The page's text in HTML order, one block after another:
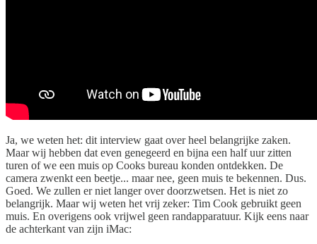
Ja, we weten het: dit interview gaat over heel belangrijke zaken.
Maar wij hebben dat even genegeerd en bijna een half uur zitten
turen of we een muis op Cooks bureau konden ontdekken. De
camera zwenkt een beetje... maar nee, geen muis te bekennen. Dus.
Goed. We zullen er niet langer over doorzwetsen. Het is niet zo
belangrijk. Maar wij weten het vrij zeker: Tim Cook gebruikt geen
muis. En overigens ook vrijwel geen randapparatuur. Kijk eens naar
de achterkant van zijn iMac: